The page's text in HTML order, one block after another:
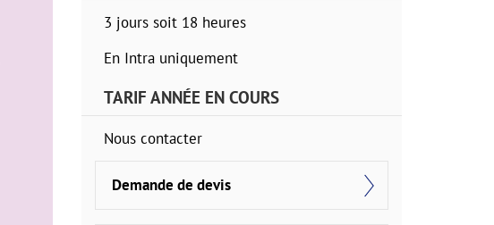
3 jours soit 18 heures
En Intra uniquement
TARIF ANNÉE EN COURS
Nous contacter
Demande de devis